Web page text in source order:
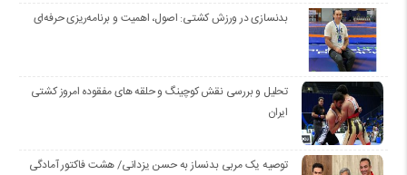
بدنسازی در ورزش کشتی: اصول، اهمیت و برنامه‌ریزی حرفه‌ای
تحلیل و بررسی نقش کوچینگ و حلقه های مفقوده امروز کشتی
ایران
توصیه یک مربی بدنساز به حسن یزدانی/ هشت فاکتور آمادگی